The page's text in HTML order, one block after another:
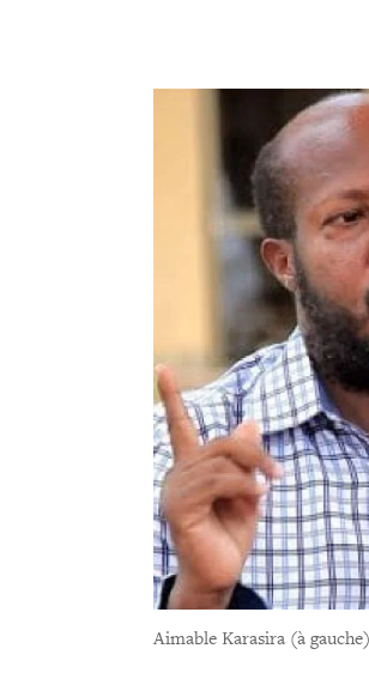
Aimable Karasira (à